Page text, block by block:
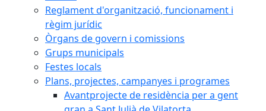
Reglament d'organització, funcionament i
règim jurídic
Òrgans de govern i comissions
Grups municipals
Festes locals
Plans, projectes, campanyes i programes
Avantprojecte de residència per a gent